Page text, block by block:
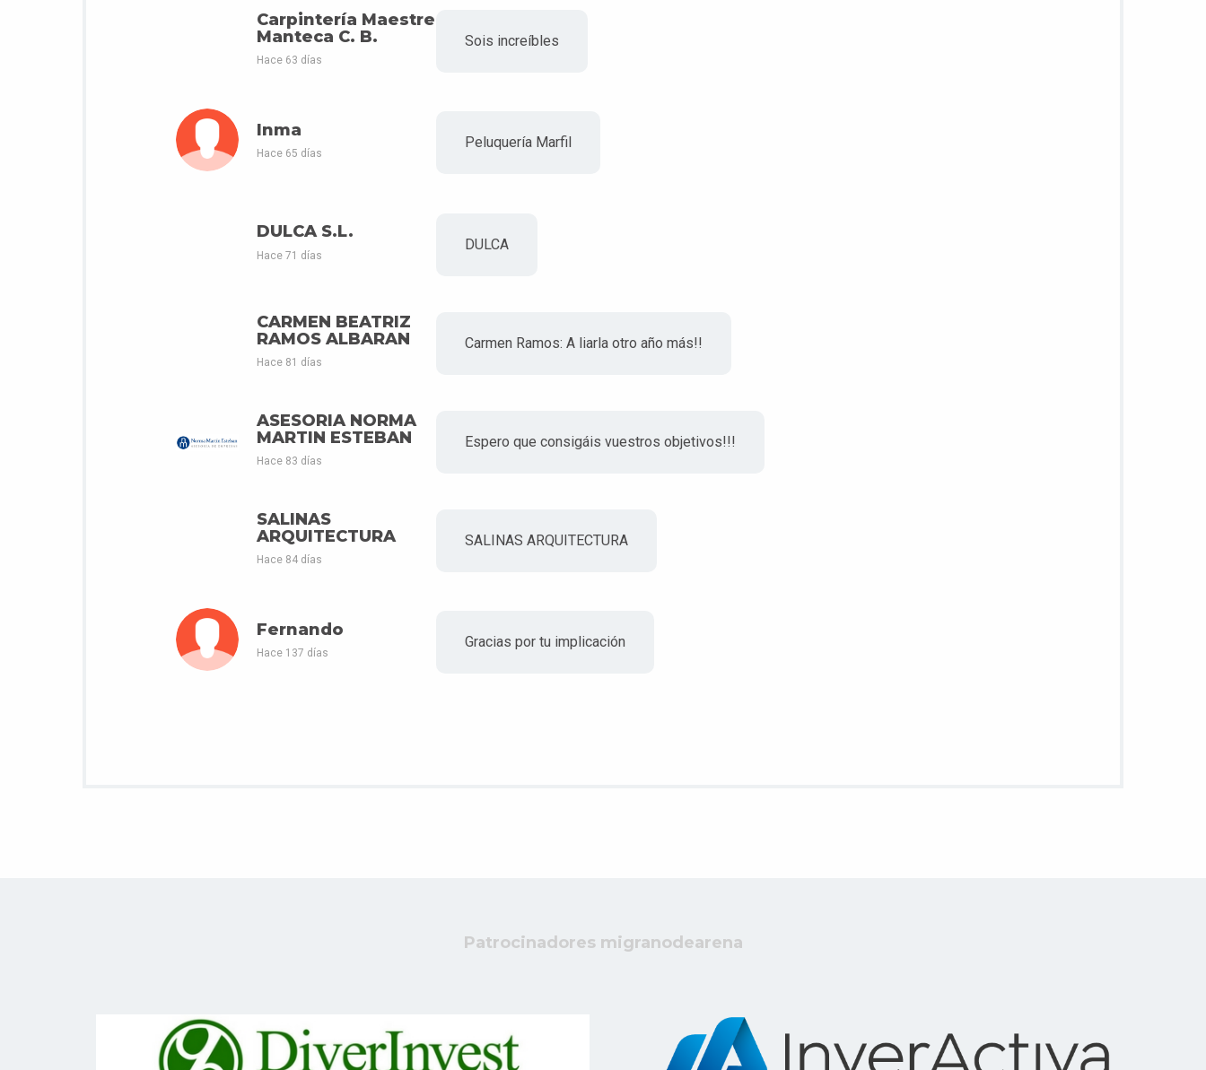
Carpintería Maestre
Manteca C. B.
Hace 63 días
Sois increíbles
Inma
Hace 65 días
Peluquería Marfil
DULCA S.L.
Hace 71 días
DULCA
CARMEN BEATRIZ
RAMOS ALBARAN
Hace 81 días
Carmen Ramos: A liarla otro año más!!
ASESORIA NORMA
MARTIN ESTEBAN
Hace 83 días
Espero que consigáis vuestros objetivos!!!
SALINAS
ARQUITECTURA
Hace 84 días
SALINAS ARQUITECTURA
Fernando
Hace 137 días
Gracias por tu implicación
Patrocinadores migranodearena